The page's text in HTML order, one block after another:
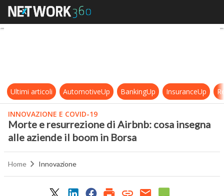
Morte e resurrezione di Airbnb:
Ultimi articoli AutomotiveUp BankingUp InsuranceUp
INNOVAZIONE E COVID-19
Morte e resurrezione di Airbnb: cosa insegna
alle aziende il boom in Borsa
Home Innovazione